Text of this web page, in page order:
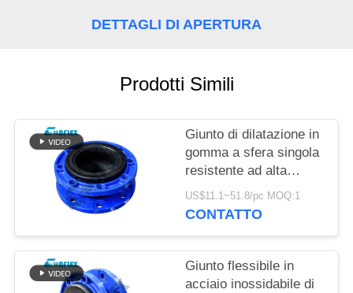
DEL
SITO
POLITICA
PRIVACY
DETTAGLI DI APERTURA
Prodotti Simili
Giunto di dilatazione in
gomma a sfera singola
resistente ad alta
pressione in tubazioni
personalizzate
US$11.1~51.8/pc MOQ:1
CONTATTO
Giunto flessibile in
acciaio inossidabile di